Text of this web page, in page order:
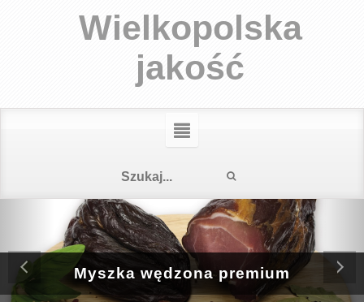
Wielkopolska
jakość
Myszka wędzona premium